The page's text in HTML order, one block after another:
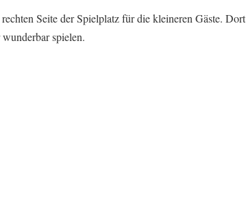
Seite der Spielplatz für die kleineren Gäste. Dort
spielen.